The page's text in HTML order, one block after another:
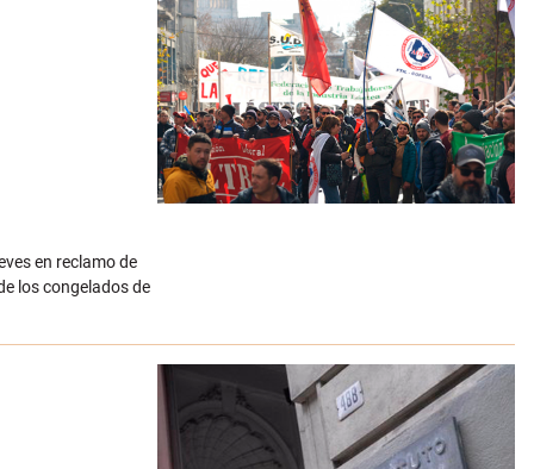
en reclamo de
los congelados de